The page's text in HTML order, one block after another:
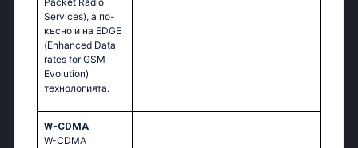
Services), а по-
късно и на EDGE
(Enhanced Data
rates for GSM
Evolution)
технологията.
W-CDMA
W-CDMA